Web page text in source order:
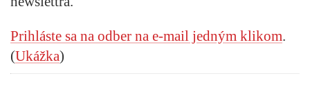
Prihláste sa na odber na e-mail jedným klikom.
(Ukážka)